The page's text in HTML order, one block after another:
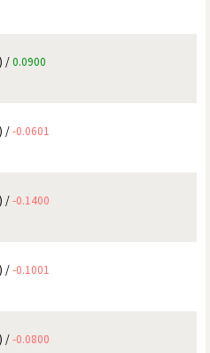
/0.0900
/-0.0601
/-0.1400
/-0.1001
/-0.0800